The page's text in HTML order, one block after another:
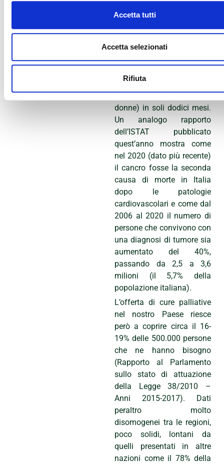
Accetta tutti
Accetta selezionati
Rifiuta
Fondazione.
DATI DI SCENARIO
Il rapporto ‘I numeri del
cancro in Italia – 2022’
diagnosi di tumore (+1,4%
negli uomini e +0,7% nelle
donne) in soli dodici mesi.
Un analogo rapporto
dell’ISTAT pubblicato
quest’anno mostra come
nel 2020 (dato più recente)
il cancro fosse la seconda
causa di morte in Italia
dopo le patologie
cardiovascolari e come dal
2006 al 2020 il numero di
persone che convivono con
una diagnosi di tumore sia
aumentato del 40%,
passando da 2,5 a 3,6
milioni (il 5,7% della
popolazione italiana).
L’offerta di cure palliative
nel nostro Paese riesce
però a coprire circa il 16-
19% delle 500.000 persone
che ne hanno bisogno
(Rapporto al Parlamento
sullo stato di attuazione
della Legge 38/2010 –
Anni 2015-2017). Dati
peraltro molto
disomogenei tra le regioni,
poco solidi, lontani da
quelli presentati in altre
nazioni come il 78% della